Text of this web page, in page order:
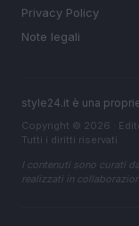
Privacy Policy
Note legali
style24.it è una
Copyright © 2026 ·
Tutti i diritti riservati
I contenuti sono curati
realizzati in